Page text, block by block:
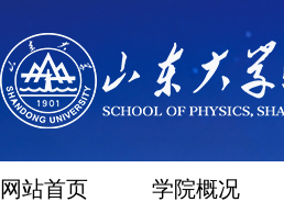
网站首页 学院概况